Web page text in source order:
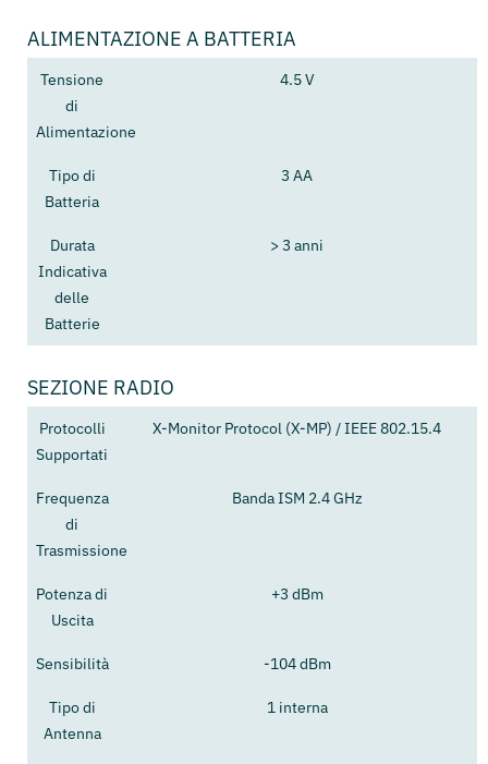
ALIMENTAZIONE A BATTERIA
Tensione
di
Alimentazione
4.5 V
Tipo di
Batteria
3 AA
Durata
Indicativa
delle
Batterie
> 3 anni
SEZIONE RADIO
Protocolli
Supportati
X-Monitor Protocol (X-MP) / IEEE 802.15.4
Frequenza
di
Trasmissione
Banda ISM 2.4 GHz
Potenza di
Uscita
+3 dBm
Sensibilità -104 dBm
Tipo di
Antenna
1 interna